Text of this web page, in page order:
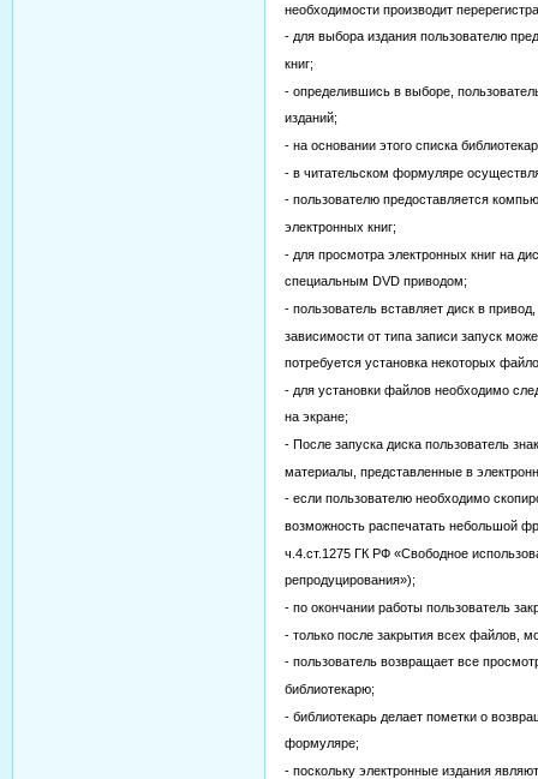
необходимости производит
- для выбора издания пользователю
книг;
- определившись в выборе,
изданий;
- на основании этого списка
- в читательском формуляре
- пользователю предоставляется
электронных книг;
- для просмотра электронных книг на
специальным DVD приводом;
- пользователь вставляет диск в
зависимости от типа записи запуск
потребуется установка некоторых
- для установки файлов необходимо
на экране;
- После запуска диска пользователь
материалы, представленные в
- если пользователю необходимо
возможность распечатать небольшой
ч.4.ст.1275 ГК РФ «Свободное
репродуцирования»);
- по окончании работы пользователь
- только после закрытия всех файлов,
- пользователь возвращает все
библиотекарю;
- библиотекарь делает пометки о
формуляре;
- поскольку электронные издания